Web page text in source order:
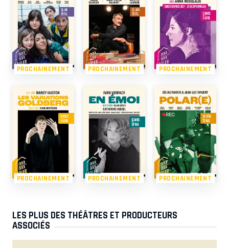
PROCHAINEMENT PROCHAINEMENT PROCHAINEMENT
PROCHAINEMENT PROCHAINEMENT PROCHAINEMENT
LES PLUS DES THÉÂTRES ET PRODUCTEURS
ASSOCIÉS